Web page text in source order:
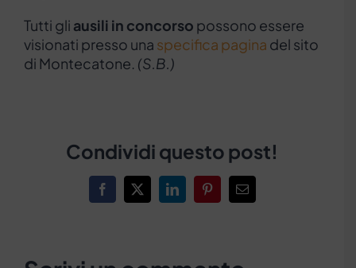
Tutti gli ausili in concorso possono essere
visionati presso una specifica pagina del sito
di Montecatone. (S.B.)
Condividi questo post!
Facebook
X LinkedInPinterestEmail